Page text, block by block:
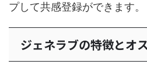
プして共感登録ができます。
ジェネラブの特徴とオ